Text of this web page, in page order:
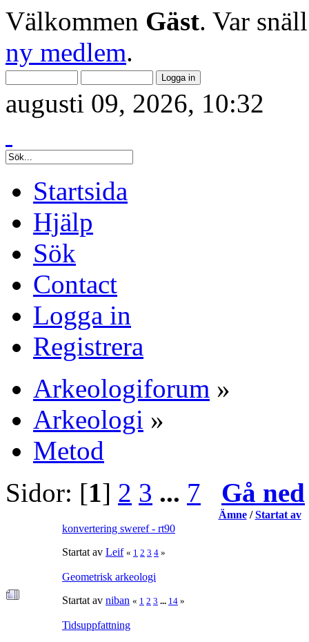
Välkommen Gäst. Var
ny medlem.
augusti 09, 2026, 10:32
Startsida
Hjälp
Sök
Contact
Logga in
Registrera
Arkeologiforum »
Arkeologi »
Metod
Sidor: [1] 2 3 ... 7 Gå ned
Ämne/Startat av
konvertering sweref - rt90
Startat av Leif « 1 2 3 4 »
Geometrisk arkeologi
Startat av niban « 1 2 3 ... 14 »
Tidsuppfattning